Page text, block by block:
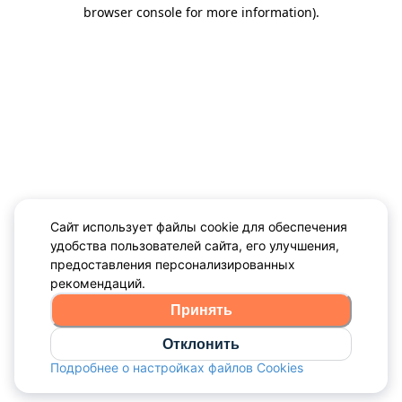
browser console for more information).
Сайт использует файлы cookie для обеспечения
удобства пользователей сайта, его улучшения,
предоставления персонализированных
рекомендаций.
Принять
Отклонить
Подробнее о настройках файлов Cookies